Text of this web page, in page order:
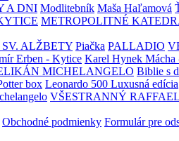
A DNI Modlitebník Maša Haľamová
METROPOLITNÉ
ALŽBETY Piačka PALLADIO
Erben - Kytice Karel Hynek Mácha
MICHELANGELO Biblie s
box Leonardo 500 Luxusná edícia
VŠESTRANNÝ
Obchodné podmienky Formulár pre